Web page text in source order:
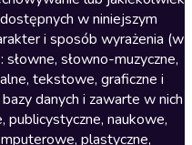
w niniejszym
i sposób wyrażenia (w
słowne, słowno-muzyczne,
tekstowe, graficzne i
danych i zawarte w nich
publicystyczne, naukowe,
plastyczne,